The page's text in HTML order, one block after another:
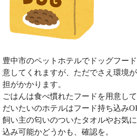
豊中市のペットホテルでドッグフー
意してくれますが、ただでさえ環境
担がかかります。
ごはんは食べ慣れたフードを用意して
だいたいのホテルはフード持ち込み
飼い主の匂いのついたタオルやお気
込み可能かどうかも、確認を。